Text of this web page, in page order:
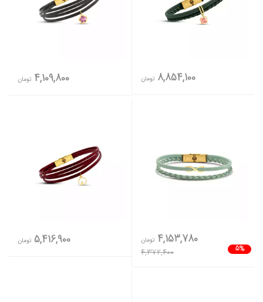
8,854,100 تومان 4,109,800 تومان
5%
4,153,780 تومان
4,372,400
5,416,900 تومان